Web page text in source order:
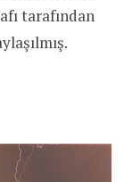
tarafından